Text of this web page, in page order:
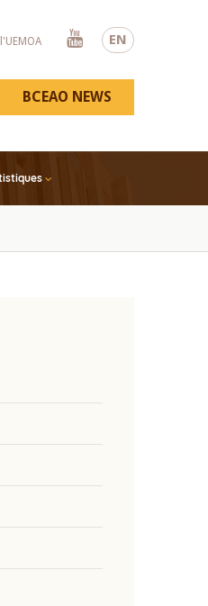
EN
Youtube
BCEAO NEWS